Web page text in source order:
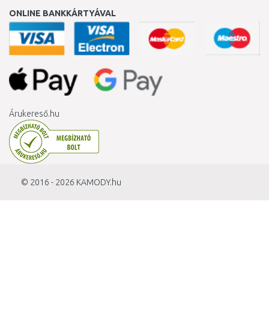
ONLINE BANKKÁRTYÁVAL
Árukereső.hu
© 2016 - 2026 KAMODY.hu